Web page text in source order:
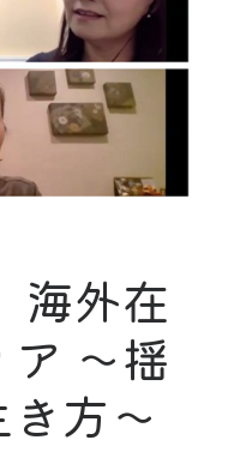
海外在
〜揺
方〜